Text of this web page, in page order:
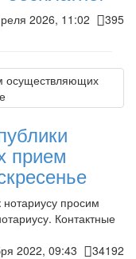
2026, 11:02 395
прием
просим
Контактные
2022, 09:43
34192